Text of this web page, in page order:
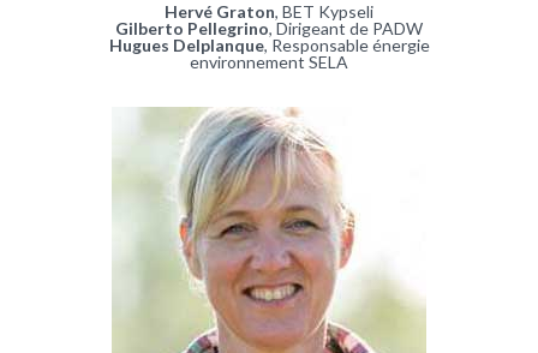
Hervé Graton, BET Kypseli
Gilberto Pellegrino, Dirigeant de PADW
Hugues Delplanque, Responsable énergie
environnement SELA